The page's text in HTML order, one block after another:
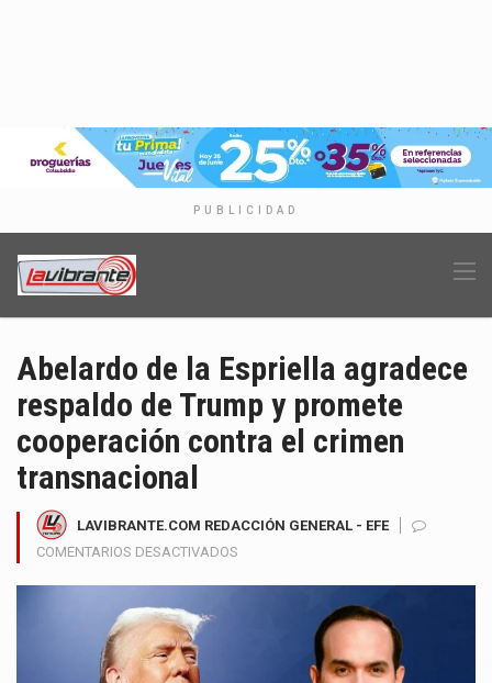
PUBLICIDAD
Abelardo de la Espriella agradece
respaldo de Trump y promete
cooperación contra el crimen
transnacional
LAVIBRANTE.COM REDACCIÓN GENERAL - EFE
COMENTARIOS DESACTIVADOS
AGRADECE